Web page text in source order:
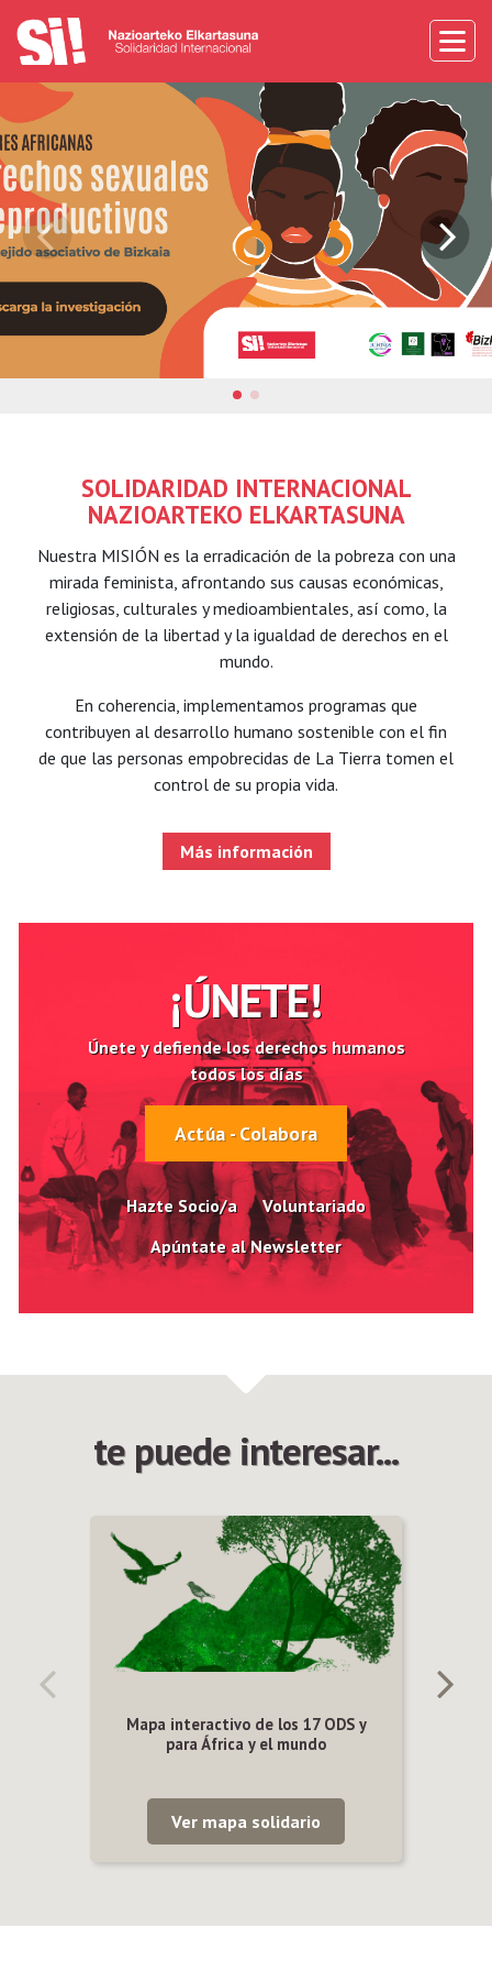
SOLIDARIDAD INTERNACIONAL
NAZIOARTEKO ELKARTASUNA
Nuestra MISIÓN es la erradicación de la pobreza con una
mirada feminista, afrontando sus causas económicas,
religiosas, culturales y medioambientales, así como, la
extensión de la libertad y la igualdad de derechos en el
mundo.
En coherencia, implementamos programas que
contribuyen al desarrollo humano sostenible con el fin
de que las personas empobrecidas de La Tierra tomen el
control de su propia vida.
Más información
¡ÚNETE!
Únete y defiende los derechos humanos
todos los días
Actúa - Colabora
Hazte Socio/a
Voluntariado
Apúntate al Newsletter
te puede interesar...
Mapa interactivo de los 17 ODS y
para África y el mundo
Ver mapa solidario